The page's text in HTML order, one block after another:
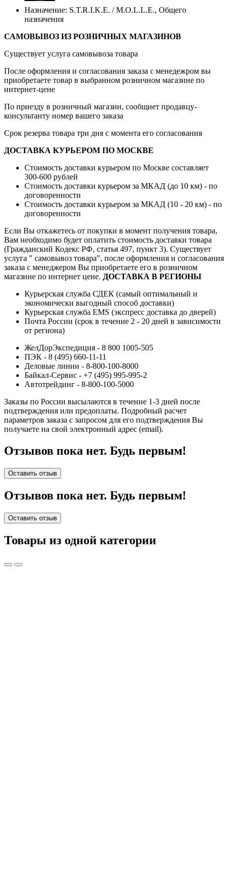
Назначение: S.T.R.I.K.E. / M.O.L.L.E., Общего
назначения
САМОВЫВОЗ ИЗ РОЗНИЧНЫХ МАГАЗИНОВ
Существует услуга самовывоза товара
После оформления и согласования заказа с менедежром вы
приобретаете товар в выбранном розничном магазине по
интернет-цене
По приезду в розничный магазин, сообщиет продавцу-
консультанту номер вашего заказа
Срок резерва товара три дня с момента его согласования
ДОСТАВКА КУРЬЕРОМ ПО МОСКВЕ
Стоимость доставки курьером по Москве составляет
300-600 рублей
Стоимость доставки курьером за МКАД (до 10 км) - по
договоренности
Стоимость доставки курьером за МКАД (10 - 20 км) - по
договоренности
Если Вы откажетесь от покупки в момент получения товара,
Вам необходимо будет оплатить стоимость доставки товара
(Гражданский Кодекс РФ, статья 497, пункт 3). Существует
услуга " самовывоз товара", после оформления и согласования
заказа с менеджером Вы приобретаете его в розничном
магазине по интернет цене. ДОСТАВКА В РЕГИОНЫ
Курьерская служба СДЕК (самый оптимальный и
экономически выгодный способ доставки)
Курьерская служба EMS (экспресс доставка до дверей)
Почта России (срок в течение 2 - 20 дней в зависимости
от региона)
ЖелДорЭкспедиция - 8 800 1005-505
ПЭК - 8 (495) 660-11-11
Деловые линии - 8-800-100-8000
Байкал-Сервис - +7 (495) 995-995-2
Автотрейдинг - 8-800-100-5000
Заказы по России высылаются в течение 1-3 дней после
подтверждения или предоплаты. Подробный расчет
параметров заказа с запросом для его подтверждения Вы
получаете на свой электронный адрес (email).
Отзывов пока нет. Будь первым!
Оставить отзыв
Отзывов пока нет. Будь первым!
Оставить отзыв
Товары из одной категории